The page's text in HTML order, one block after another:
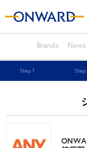
Brands
News
Step 1 Step